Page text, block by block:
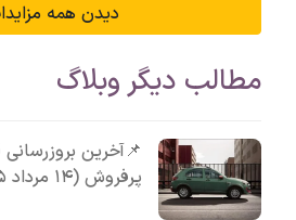
دیدن همه
مطالب دیگر وبلاگ
📌آخرین
پرفروش (۱۴ مرداد ۱۴۰۵)